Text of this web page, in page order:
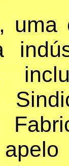
uma